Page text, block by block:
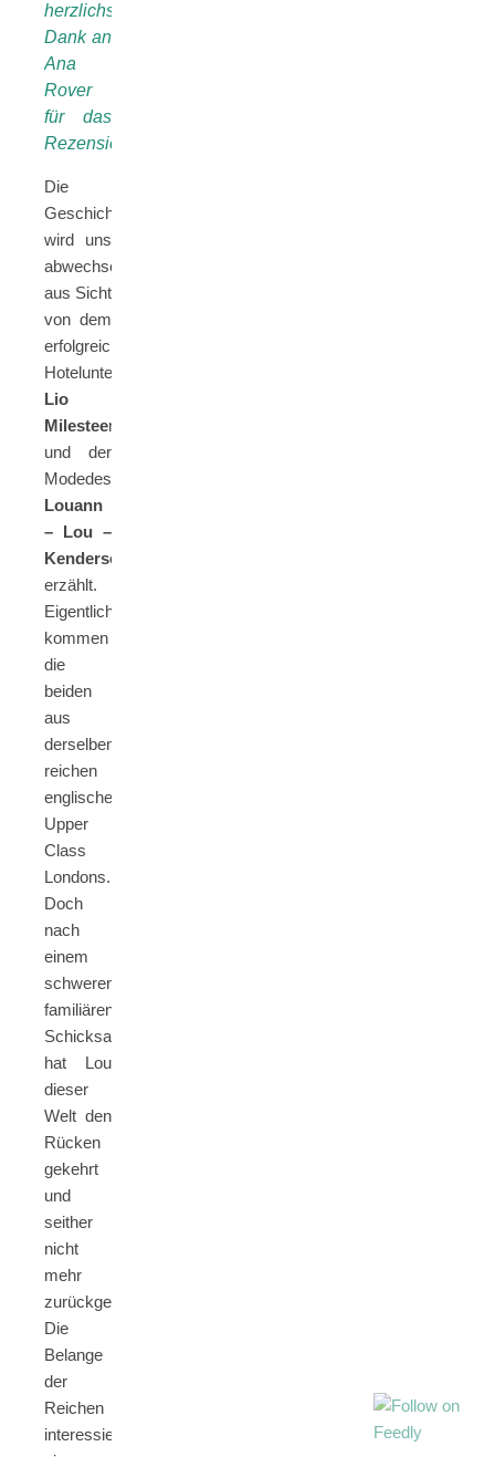
herzlichsten
Dank an
Ana
Rover
für das
Rezensionsexemplar.
Die
Geschichte
wird uns
abwechselnd
aus Sicht
von dem
erfolgreichen
Hotelunternehmer
Lio
Milesteen
und der
Modedesignerin
Louann
– Lou –
Kenderson
erzählt.
Eigentlich
kommen
die
beiden
aus
derselben
reichen
englischen
Upper
Class
Londons.
Doch
nach
einem
schweren
familiären
Schicksalsschlag
hat Lou
dieser
Welt den
Rücken
gekehrt
und
seither
nicht
mehr
zurückgeschaut.
Die
Belange
der
Reichen
interessieren